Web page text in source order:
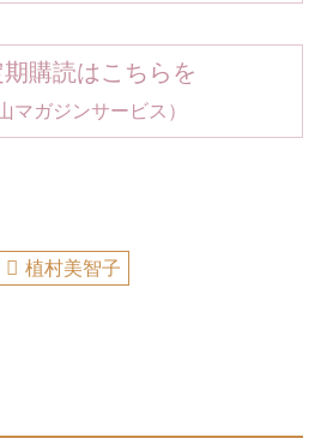
購読はこちらを
マガジンサービス）
植村美智子